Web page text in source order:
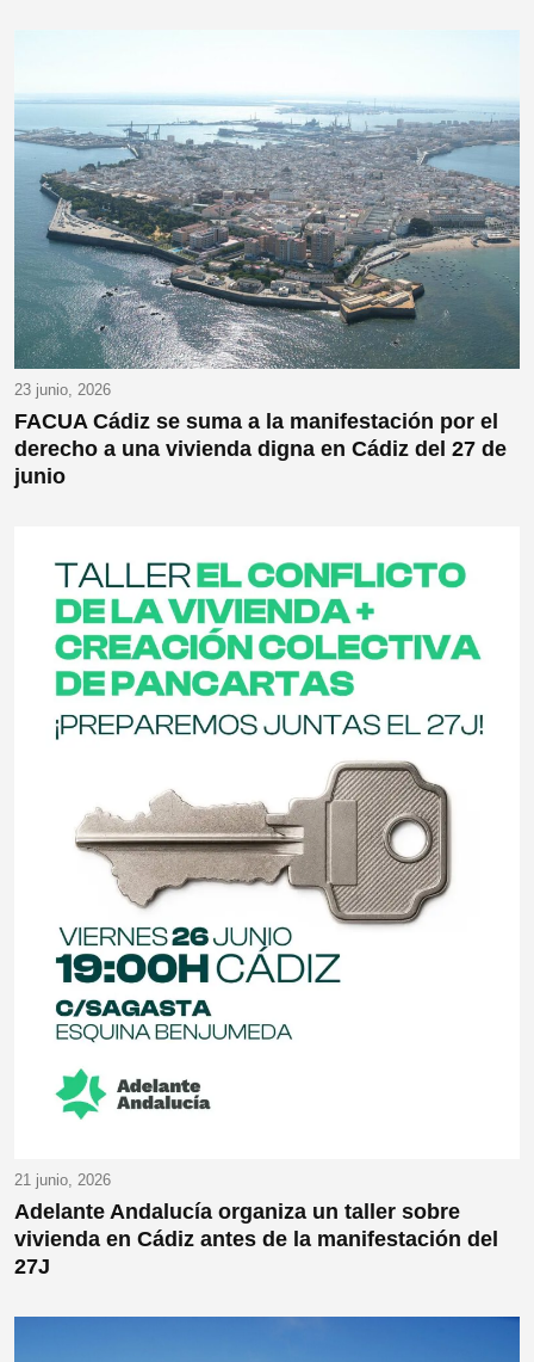
23 junio, 2026
FACUA Cádiz se suma a la manifestación por el
derecho a una vivienda digna en Cádiz del 27 de
junio
21 junio, 2026
Adelante Andalucía organiza un taller sobre
vivienda en Cádiz antes de la manifestación del
27J